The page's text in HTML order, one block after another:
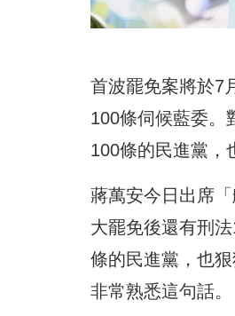
首波罷免案將於7
100條伺候藍委。
100條的民進黨，
蔣萬安今日出席
大罷免後還有刑
條的民進黨，也
非常熟悉這句話。